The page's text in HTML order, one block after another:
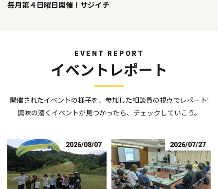
毎月第４日曜日開催！サジイチ
EVENT REPORT
イベントレポート
開催されたイベントの様子を、参加した相談員の視点でレポート!
興味の湧くイベントが見つかったら、チェックしていこう。
2026/08/07 2026/07/27